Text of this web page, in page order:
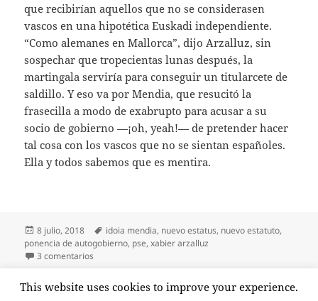
que recibirían aquellos que no se considerasen
vascos en una hipotética Euskadi independiente.
“Como alemanes en Mallorca”, dijo Arzalluz, sin
sospechar que tropecientas lunas después, la
martingala serviría para conseguir un titularcete de
saldillo. Y eso va por Mendia, que resucitó la
frasecilla a modo de exabrupto para acusar a su
socio de gobierno —¡oh, yeah!— de pretender hacer
tal cosa con los vascos que no se sientan españoles.
Ella y todos sabemos que es mentira.
Publicado
el
8 julio, 2018 Etiquetas
idoia mendia, nuevo estatus, nuevo estatuto,
ponencia de autogobierno, pse,xabier arzalluz
3 comentarios
Paginación
PÁGINA1
This website uses cookies to improve your experience.